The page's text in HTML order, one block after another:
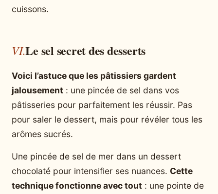
cuissons.
Le sel secret des desserts
Voici l’astuce que les pâtissiers gardent
jalousement : une pincée de sel dans vos
pâtisseries pour parfaitement les réussir. Pas
pour saler le dessert, mais pour révéler tous les
arômes sucrés.
Une pincée de sel de mer dans un dessert
chocolaté pour intensifier ses nuances. Cette
technique fonctionne avec tout : une pointe de